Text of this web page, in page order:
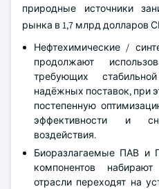
природные источники
рынка в 1,7 млрд долларов
Нефтехимические /
продолжают
требующих
надёжных поставок, при
постепенную
эффективности и
воздействия.
Биоразлагаемые ПАВ и
компонентов
отрасли переходят на